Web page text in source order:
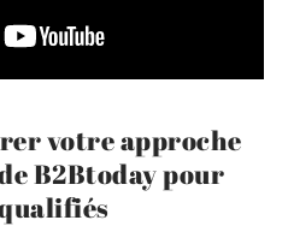
votre approche
B2Btoday pour